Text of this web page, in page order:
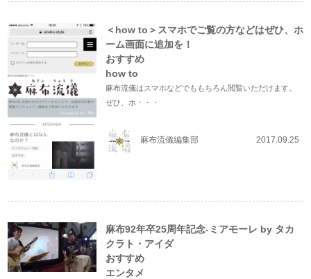
＜how to＞スマホでご覧の方などはぜひ、ホ
ーム画面に追加を！
おすすめ
how to
麻布流儀はスマホなどでももちろん閲覧いただけます。
ぜひ、ホ・・・
麻布流儀編集部 2017.09.25
麻布92年卒25周年記念-ミアモーレ by タカ
クラト・アイダ
おすすめ
エンタメ